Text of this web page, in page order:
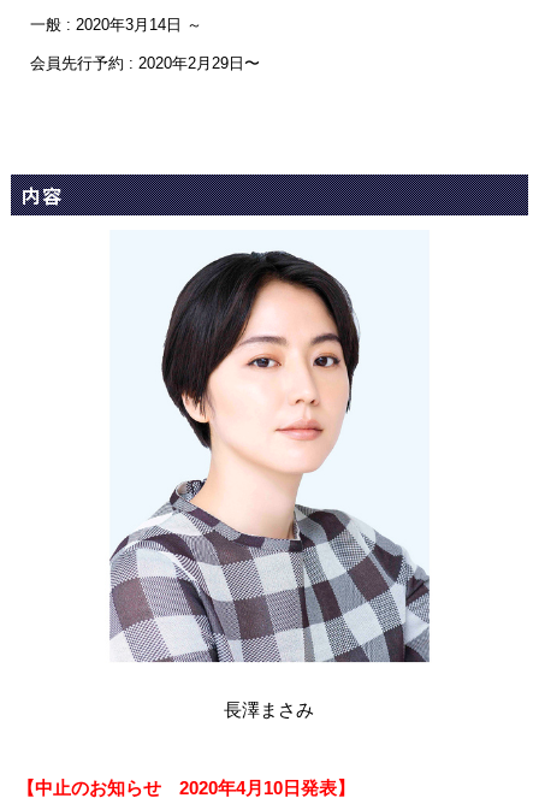
交通アクセス
一般 : 2020年3月14日 ～
会員先行予約 : 2020年2月29日〜
内容
長澤まさみ
【中止のお知らせ 2020年4月10日発表】